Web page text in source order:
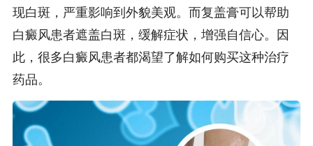
现白斑，严重影响到外貌美观。而复盖膏可以帮助
白癜风患者遮盖白斑，缓解症状，增强自信心。因
此，很多白癜风患者都渴望了解如何购买这种治疗
药品。